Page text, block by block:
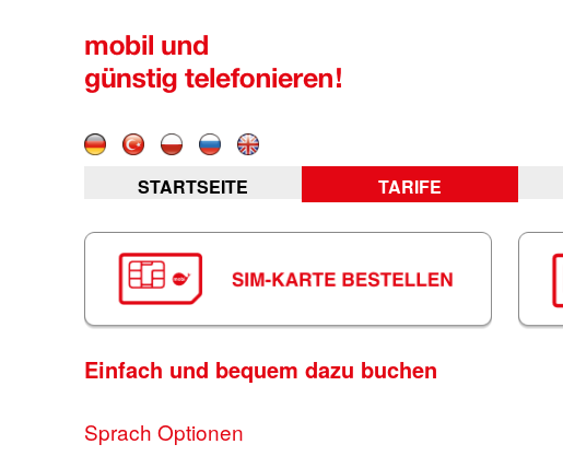
STARTSEITE TARIFE
Einfach und bequem dazu buchen
Sprach Optionen